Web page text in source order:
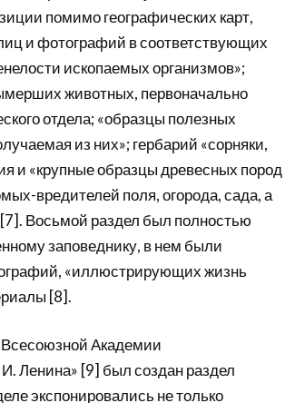
помимо географических карт,
и фотографий в соответствующих
ископаемых организмов»;
животных, первоначально
отдела; «образцы полезных
из них»; гербарий «сорняки,
и «крупные образцы древесных пород
вредителей поля, огорода, сада, а
Восьмой раздел был полностью
заповеднику, в нем были
«иллюстрирующих жизнь
[8].
Всесоюзной Академии
Ленина» [9] был создан раздел
экспонировались не только